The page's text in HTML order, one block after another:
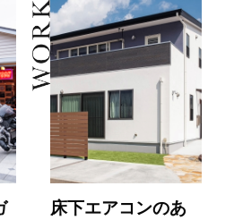
床下エアコンのあ